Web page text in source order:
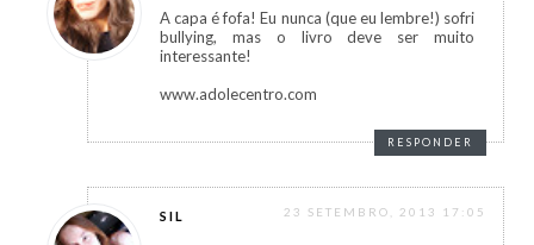
A capa é fofa! Eu nunca (que eu lembre!) sofri
bullying, mas o livro deve ser muito
interessante!
www.adolecentro.com
RESPONDER
SIL 23 SETEMBRO, 2013 17:05